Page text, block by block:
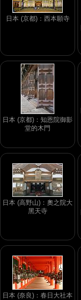
日本 (京都)：西本願寺
日本 (京都)：知恩院御影
堂的木門
日本 (高野山)：奧之院大
黑天寺
日本 (奈良)：春日大社本